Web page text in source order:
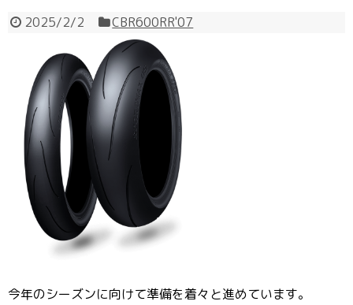
2025/2/2 CBR600RR'07
今年のシーズンに向けて準備を着々と進めています。